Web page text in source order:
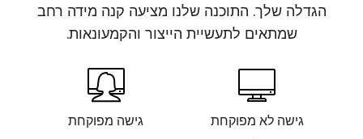
הגדלה שלך. התוכנה שלנו מציעה קנה מידה רחב
שמתאים לתעשיית הייצור והקמעונאות.
גישה לא מפוקחת גישה מפוקחת